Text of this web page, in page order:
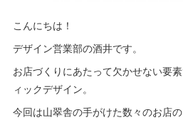
こんにちは！
デザイン営業部の酒井です。
お店づくりにあたって欠かせない要
ィックデザイン。
今回は山翠舎の手がけた数々のお店